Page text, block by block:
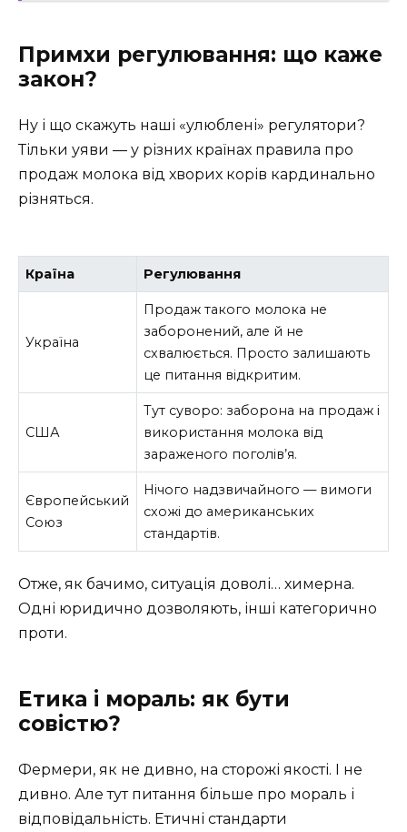
Примхи регулювання: що каже
закон?
Ну і що скажуть наші «улюблені» регулятори?
Тільки уяви — у різних країнах правила про
продаж молока від хворих корів кардинально
різняться.
Країна Регулювання
Україна
Продаж такого молока не
заборонений, але й не
схвалюється. Просто залишають
це питання відкритим.
США
Тут суворо: заборона на продаж і
використання молока від
зараженого поголів’я.
Європейський
Союз
Нічого надзвичайного — вимоги
схожі до американських
стандартів.
Отже, як бачимо, ситуація доволі… химерна.
Одні юридично дозволяють, інші категорично
проти.
Етика і мораль: як бути
совістю?
Фермери, як не дивно, на сторожі якості. І не
дивно. Але тут питання більше про мораль і
відповідальність. Етичні стандарти